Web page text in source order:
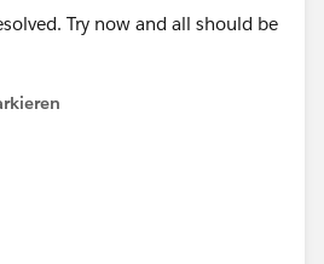
Try now and all should be